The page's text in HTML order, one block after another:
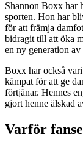
Shannon Boxx har
sporten. Hon har
för att främja
bidragit till att öka
en ny generation
Boxx har också
kämpat för att ge
förtjänar. Hennes
gjort henne älskad
Varför